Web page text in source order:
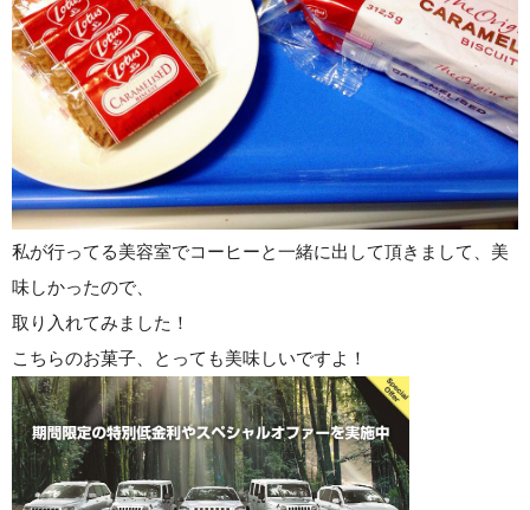
私が行ってる美容室でコーヒーと一緒に出して頂きまして、美
味しかったので、
取り入れてみました！
こちらのお菓子、とっても美味しいですよ！